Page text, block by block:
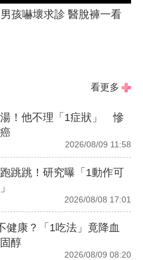
孩嚇壞求診 醫脫褲一看
看更多
！他不理「1症狀」 慘
2026/08/09 11:58
跳跳！研究曝「1動作可
2026/08/08 17:01
健康？「1吃法」竟降血
醇
2026/08/09 08:20